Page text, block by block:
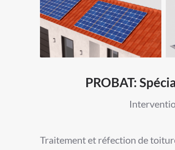
PROBAT:
Traitement et réfection de